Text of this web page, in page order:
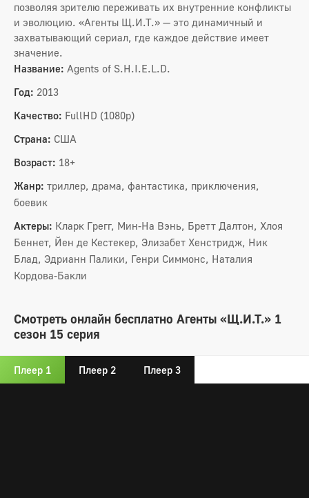
позволяя зрителю переживать их внутренние конфликты
и эволюцию. «Агенты Щ.И.Т.» — это динамичный и
захватывающий сериал, где каждое действие имеет
значение.
Название: Agents of S.H.I.E.L.D.
Год: 2013
Качество: FullHD (1080p)
Страна: США
Возраст: 18+
Жанр: триллер, драма, фантастика, приключения,
боевик
Актеры: Кларк Грегг, Мин-На Вэнь, Бретт Далтон, Хлоя
Беннет, Йен де Кестекер, Элизабет Хенстридж, Ник
Блад, Эдрианн Палики, Генри Симмонс, Наталия
Кордова-Бакли
Смотреть онлайн бесплатно Агенты «Щ.И.Т.» 1
сезон 15 серия
Плеер 1 Плеер 2 Плеер 3